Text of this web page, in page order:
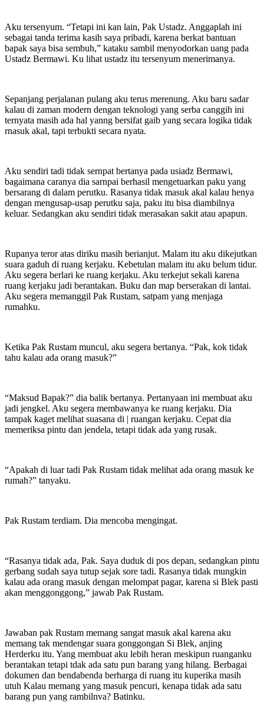
Aku tersenyum. “Tetapi ini kan lain, Pak Ustadz. Anggaplah ini
sebagai tanda terima kasih saya pribadi, karena berkat bantuan
bapak saya bisa sembuh,” kataku sambil menyodorkan uang pada
Ustadz Bermawi. Ku lihat ustadz itu tersenyum menerimanya.
Sepanjang perjalanan pulang aku terus merenung. Aku baru sadar
kalau di zaman modern dengan teknologi yang serba canggih ini
ternyata masih ada hal yanng bersifat gaib yang secara logika tidak
rnasuk akal, tapi terbukti secara nyata.
Aku sendiri tadi tidak sernpat bertanya pada usiadz Bermawi,
bagaimana caranya dia sarnpai berhasil mengetuarkan paku yang
bersarang di dalam perutku. Rasanya tidak masuk akal kalau henya
dengan mengusap-usap perutku saja, paku itu bisa diambilnya
keluar. Sedangkan aku sendiri tidak merasakan sakit atau apapun.
Rupanya teror atas diriku masih berianjut. Malam itu aku dikejutkan
suara gaduh di ruang kerjaku. Kebetulan malam itu aku belum tidur.
Aku segera berlari ke ruang kerjaku. Aku terkejut sekali karena
ruang kerjaku jadi berantakan. Buku dan map berserakan di lantai.
Aku segera memanggil Pak Rustam, satpam yang menjaga
rumahku.
Ketika Pak Rustam muncul, aku segera bertanya. “Pak, kok tidak
tahu kalau ada orang masuk?”
“Maksud Bapak?” dia balik bertanya. Pertanyaan ini membuat aku
jadi jengkel. Aku segera membawanya ke ruang kerjaku. Dia
tampak kaget melihat suasana di | ruangan kerjaku. Cepat dia
memeriksa pintu dan jendela, tetapi tidak ada yang rusak.
“Apakah di luar tadi Pak Rustam tidak melihat ada orang masuk ke
rumah?” tanyaku.
Pak Rustam terdiam. Dia mencoba mengingat.
“Rasanya tidak ada, Pak. Saya duduk di pos depan, sedangkan pintu
gerbang sudah saya tutup sejak sore tadi. Rasanya tidak mungkin
kalau ada orang masuk dengan melompat pagar, karena si Blek pasti
akan menggonggong,” jawab Pak Rustam.
Jawaban pak Rustam memang sangat masuk akal karena aku
memang tak mendengar suara gonggongan Si Blek, anjing
Herderku itu. Yang membuat aku lebih heran meskipun ruanganku
berantakan tetapi tdak ada satu pun barang yang hilang. Berbagai
dokumen dan bendabenda berharga di ruang itu kuperika masih
utuh Kalau memang yang masuk pencuri, kenapa tidak ada satu
barang pun yang rambilnva? Batinku.